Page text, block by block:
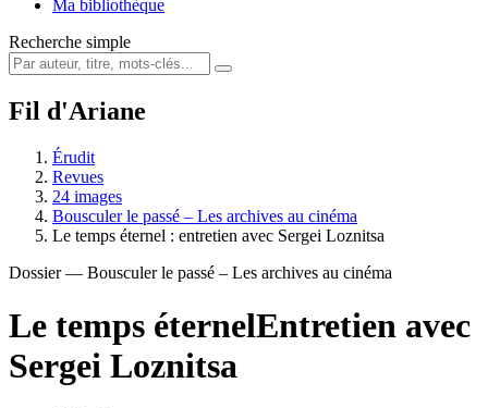
Ma bibliothèque
Recherche simple
Fil d'Ariane
Érudit
Revues
24 images
Bousculer le passé – Les archives au cinéma
Le temps éternel : entretien avec Sergei Loznitsa
Dossier — Bousculer le passé – Les archives au cinéma
Le temps éternelEntretien avec
Sergei Loznitsa